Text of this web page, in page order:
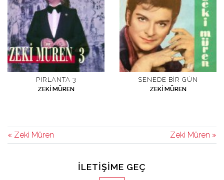
PIRLANTA 3
ZEKI MÜREN
SENEDE BIR GÜN
ZEKI MÜREN
« Zeki Müren Zeki Müren »
İLETIŞIME GEÇ